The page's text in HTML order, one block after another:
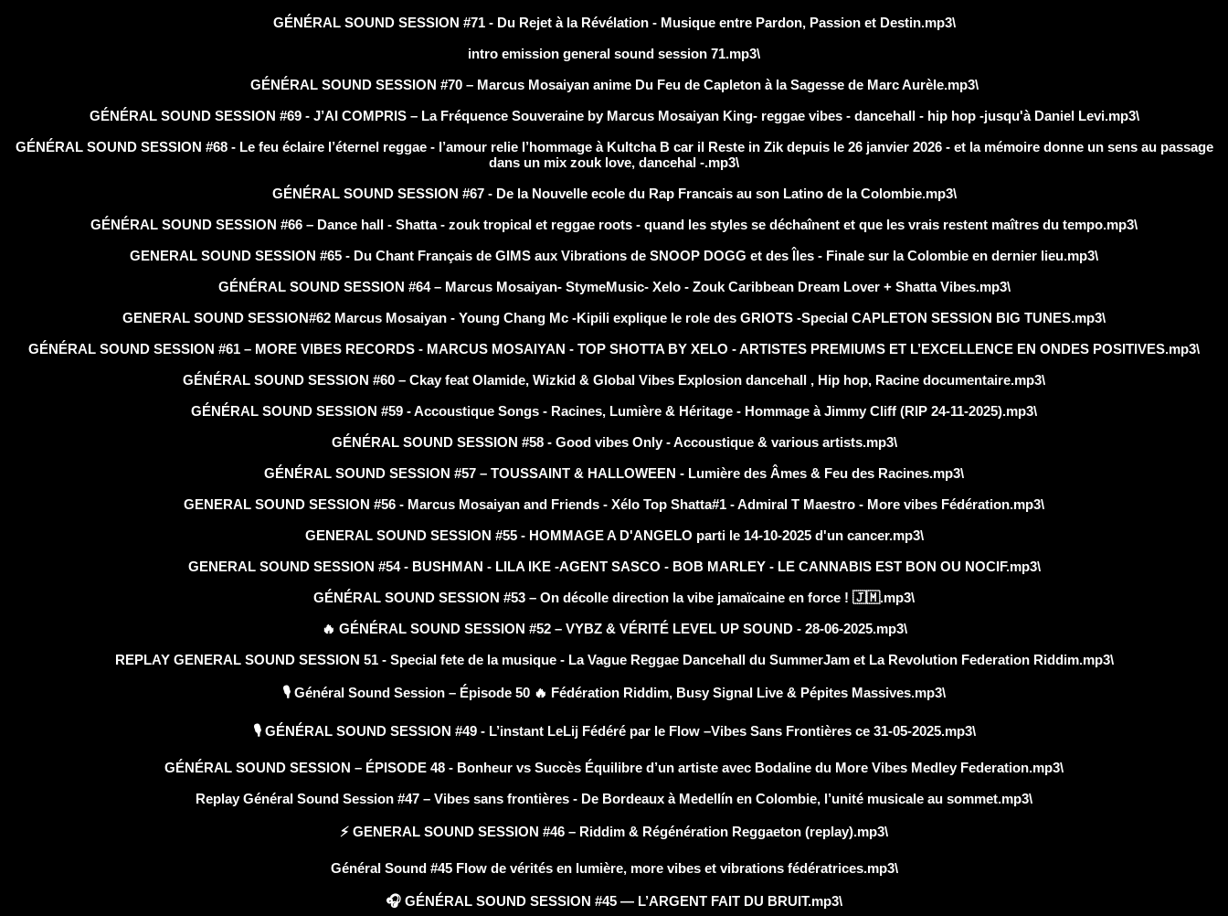
GÉNÉRAL SOUND SESSION #71 - Du Rejet à la Révélation - Musique entre Pardon, Passion et Destin.mp3\
intro emission general sound session 71.mp3\
GÉNÉRAL SOUND SESSION #70 – Marcus Mosaiyan anime Du Feu de Capleton à la Sagesse de Marc Aurèle.mp3\
GÉNÉRAL SOUND SESSION #69 - J’AI COMPRIS – La Fréquence Souveraine by Marcus Mosaiyan King- reggae vibes - dancehall - hip hop -jusqu'à Daniel Levi.mp3\
GÉNÉRAL SOUND SESSION #68 - Le feu éclaire l’éternel reggae - l’amour relie l’hommage à Kultcha B car il Reste in Zik depuis le 26 janvier 2026 - et la mémoire donne un sens au passage
dans un mix zouk love, dancehal -.mp3\
GÉNÉRAL SOUND SESSION #67 - De la Nouvelle ecole du Rap Francais au son Latino de la Colombie.mp3\
GÉNÉRAL SOUND SESSION #66 – Dance hall - Shatta - zouk tropical et reggae roots - quand les styles se déchaînent et que les vrais restent maîtres du tempo.mp3\
GENERAL SOUND SESSION #65 - Du Chant Français de GIMS aux Vibrations de SNOOP DOGG et des Îles - Finale sur la Colombie en dernier lieu.mp3\
GÉNÉRAL SOUND SESSION #64 – Marcus Mosaiyan- StymeMusic- Xelo - Zouk Caribbean Dream Lover + Shatta Vibes.mp3\
GENERAL SOUND SESSION#62 Marcus Mosaiyan - Young Chang Mc -Kipili explique le role des GRIOTS -Special CAPLETON SESSION BIG TUNES.mp3\
GÉNÉRAL SOUND SESSION #61 – MORE VIBES RECORDS - MARCUS MOSAIYAN - TOP SHOTTA BY XELO - ARTISTES PREMIUMS ET L’EXCELLENCE EN ONDES POSITIVES.mp3\
GÉNÉRAL SOUND SESSION #60 – Ckay feat Olamide, Wizkid & Global Vibes Explosion dancehall , Hip hop, Racine documentaire.mp3\
GÉNÉRAL SOUND SESSION #59 - Accoustique Songs - Racines, Lumière & Héritage - Hommage à Jimmy Cliff (RIP 24-11-2025).mp3\
GÉNÉRAL SOUND SESSION #58 - Good vibes Only - Accoustique & various artists.mp3\
GÉNÉRAL SOUND SESSION #57 – TOUSSAINT & HALLOWEEN - Lumière des Âmes & Feu des Racines.mp3\
GENERAL SOUND SESSION #56 - Marcus Mosaiyan and Friends - Xélo Top Shatta#1 - Admiral T Maestro - More vibes Fédération.mp3\
GENERAL SOUND SESSION #55 - HOMMAGE A D'ANGELO parti le 14-10-2025 d'un cancer.mp3\
GENERAL SOUND SESSION #54 - BUSHMAN - LILA IKE -AGENT SASCO - BOB MARLEY - LE CANNABIS EST BON OU NOCIF.mp3\
GÉNÉRAL SOUND SESSION #53 – On décolle direction la vibe jamaïcaine en force ! 🇯🇲.mp3\
🔥 GÉNÉRAL SOUND SESSION #52 – VYBZ & VÉRITÉ LEVEL UP SOUND - 28-06-2025.mp3\
REPLAY GENERAL SOUND SESSION 51 - Special fete de la musique - La Vague Reggae Dancehall du SummerJam et La Revolution Federation Riddim.mp3\
🎙️ Général Sound Session – Épisode 50 🔥 Fédération Riddim, Busy Signal Live & Pépites Massives.mp3\
🎙️ GÉNÉRAL SOUND SESSION #49 - L’instant LeLij Fédéré par le Flow –Vibes Sans Frontières ce 31-05-2025.mp3\
GÉNÉRAL SOUND SESSION – ÉPISODE 48 - Bonheur vs Succès Équilibre d’un artiste avec Bodaline du More Vibes Medley Federation.mp3\
Replay Général Sound Session #47 – Vibes sans frontières - De Bordeaux à Medellín en Colombie, l’unité musicale au sommet.mp3\
⚡️ GENERAL SOUND SESSION #46 – Riddim & Régénération Reggaeton (replay).mp3\
Général Sound #45 Flow de vérités en lumière, more vibes et vibrations fédératrices.mp3\
🎧 GÉNÉRAL SOUND SESSION #45 — L’ARGENT FAIT DU BRUIT.mp3\